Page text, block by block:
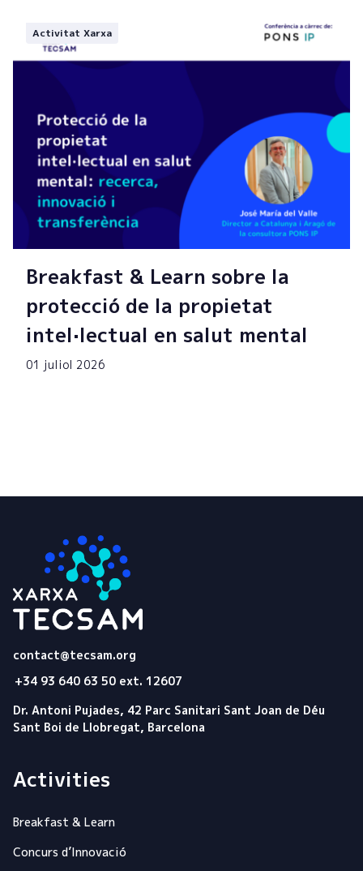
Activitat Xarxa
Breakfast & Learn sobre la
protecció de la propietat
intel·lectual en salut mental
01 juliol 2026
contact@tecsam.org
+34 93 640 63 50 ext. 12607
Dr. Antoni Pujades, 42 Parc Sanitari Sant Joan de Déu
Sant Boi de Llobregat, Barcelona
Activities
Breakfast & Learn
Concurs d’Innovació